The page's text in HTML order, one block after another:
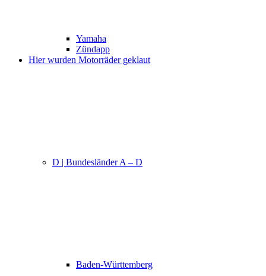
Yamaha
Zündapp
Hier wurden Motorräder geklaut
D | Bundesländer A – D
Baden-Württemberg